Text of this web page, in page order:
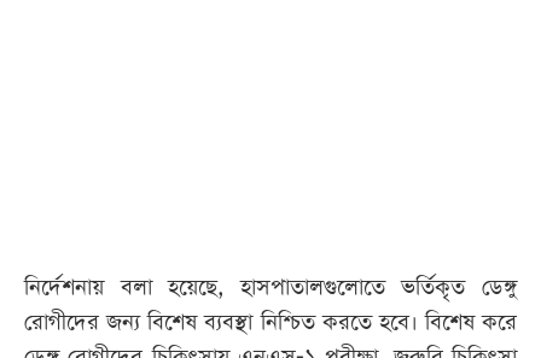
নির্দেশনায় বলা হয়েছে, হাসপাতালগুলোতে ভর্তিকৃত ডেঙ্গু
রোগীদের জন্য বিশেষ ব্যবস্থা নিশ্চিত করতে হবে। বিশেষ করে